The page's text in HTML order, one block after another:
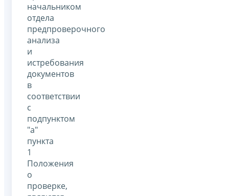
начальником
отдела
предпроверочного
анализа
и
истребования
документов
в
соответствии
с
подпунктом
"а"
пункта
1
Положения
о
проверке,